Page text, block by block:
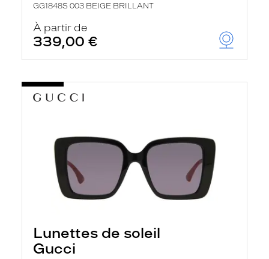
GG1848S 003 BEIGE BRILLANT
À partir de
339,00 €
Lunettes de soleil
Gucci